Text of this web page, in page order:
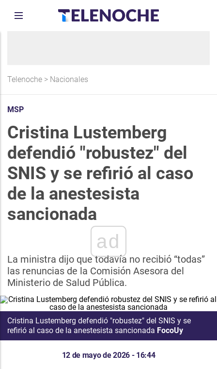
Telenoche > Nacionales
MSP
Cristina Lustemberg
defendió "robustez" del
SNIS y se refirió al caso
de la anestesista
sancionada
ad
La ministra dijo que todavía no recibió “todas”
las renuncias de la Comisión Asesora del
Ministerio de Salud Pública.
Cristina Lustemberg defendió "robustez" del SNIS y se
refirió al caso de la anestesista sancionada FocoUy
12 de mayo de 2026 - 16:44